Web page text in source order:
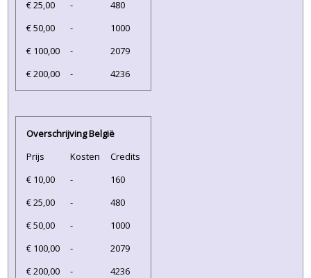
€ 25,00
-
480
€ 50,00
-
1000
€ 100,00
-
2079
€ 200,00
- 4236
Overschrijving België
Prijs
Kosten
Credits
€ 10,00
-
160
€ 25,00
-
480
€ 50,00
-
1000
€ 100,00
-
2079
€ 200,00
- 4236